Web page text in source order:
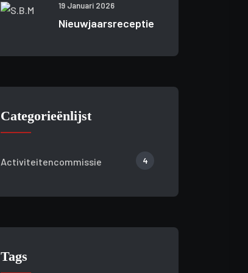
19 Januari 2026
Nieuwjaarsreceptie
Categorieënlijst
Activiteitencommissie 4
Tags